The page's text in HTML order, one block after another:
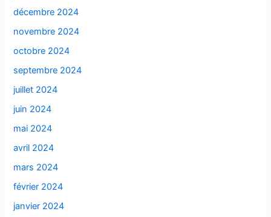
décembre 2024
novembre 2024
octobre 2024
septembre 2024
juillet 2024
juin 2024
mai 2024
avril 2024
mars 2024
février 2024
janvier 2024